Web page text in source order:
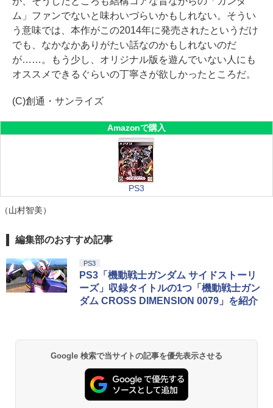
ム」ファンでないと味わいづらいかもしれない。そうい
う意味では、本作がこの2014年に発売されたというだけ
でも、なかなかありがたい話なのかもしれないのだ
が……。もう少し、オリジナル版を遊んでいない人にも
オススメできるぐらいの丁寧さが欲しかったところだ。
(C)創通・サンライズ
Amazonで購入
PS3
（山村智美）
編集部のおすすめ記事
PS3
PS3「機動戦士ガンダム サイドストーリ
ーズ」収録タイトルの1つ「機動戦士ガン
ダム CROSS DIMENSION 0079」を紹介
Google 検索で当サイトの記事を優先表示させる